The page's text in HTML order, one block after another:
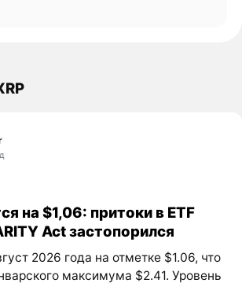
на $1,06: притоки в ETF
Act застопорился
2026 года на отметке $1.06, что
максимума $2.41. Уровень